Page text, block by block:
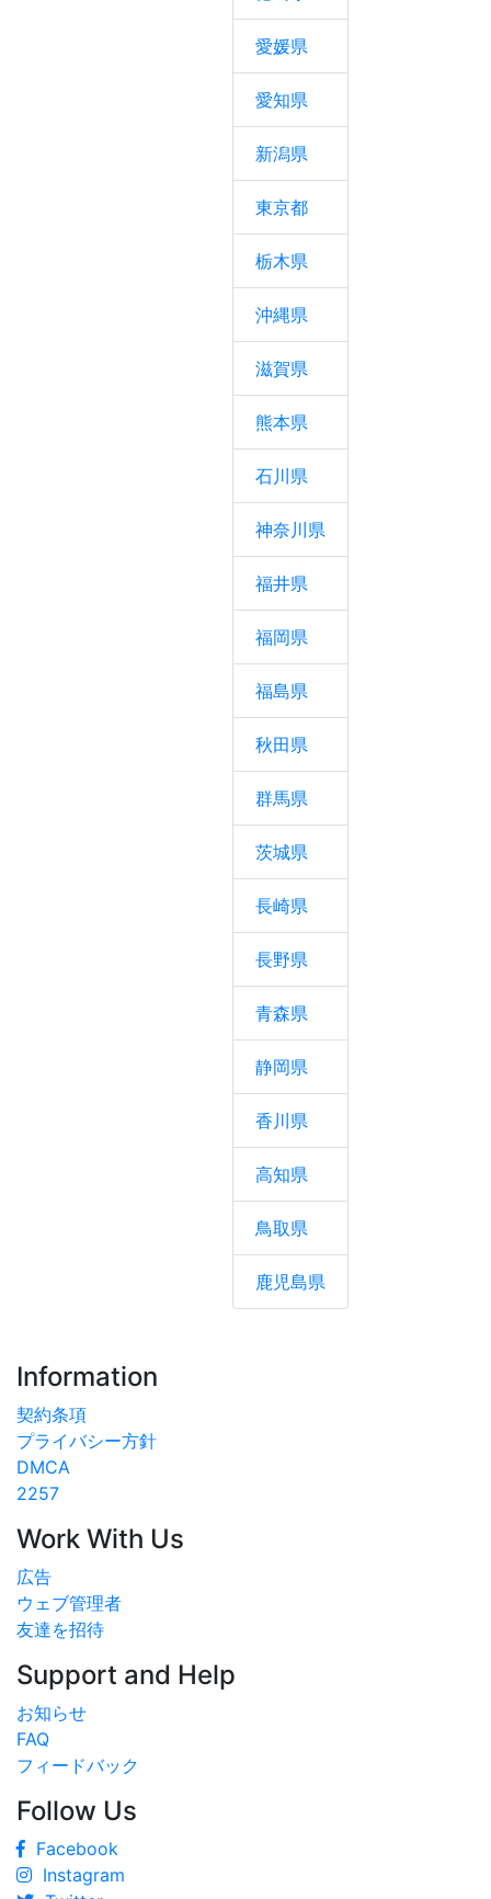
愛媛県
愛知県
新潟県
東京都
栃木県
沖縄県
滋賀県
熊本県
石川県
神奈川県
福井県
福岡県
福島県
秋田県
群馬県
茨城県
長崎県
長野県
青森県
静岡県
香川県
高知県
鳥取県
鹿児島県
Information
契約条項
プライバシー方針
DMCA
2257
Work With Us
広告
ウェブ管理者
友達を招待
Support and Help
お知らせ
FAQ
フィードバック
Follow Us
Facebook
Instagram